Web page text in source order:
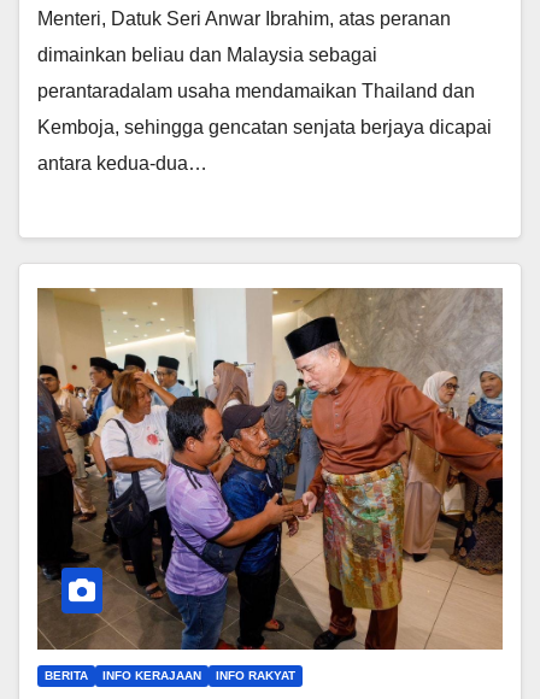
Menteri, Datuk Seri Anwar Ibrahim, atas peranan
dimainkan beliau dan Malaysia sebagai
perantaradalam usaha mendamaikan Thailand dan
Kemboja, sehingga gencatan senjata berjaya dicapai
antara kedua-dua…
BERITA INFO KERAJAAN INFO RAKYAT